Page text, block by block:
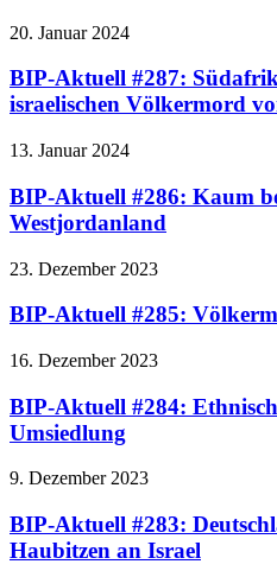
20. Januar 2024
BIP-Aktuell #287:
israelischen Völkermord
13. Januar 2024
BIP-Aktuell #286: Kaum
Westjordanland
23. Dezember 2023
BIP-Aktuell #285:
16. Dezember 2023
BIP-Aktuell #284:
Umsiedlung
9. Dezember 2023
BIP-Aktuell #283:
Haubitzen an Israel